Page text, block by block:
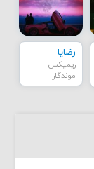
رضایا
ریمیکس
موندگار